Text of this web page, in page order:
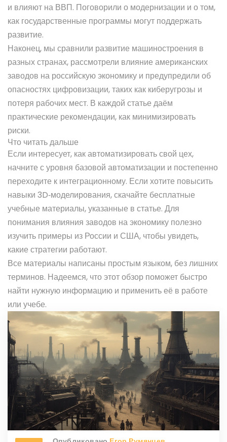
и влияют на ВВП. Поговорили о модернизации и о том,
как государственные программы могут поддержать
развитие.
Наконец, мы сравнили развитие машиностроения в
разных странах, рассмотрели влияние американских
заводов на российскую экономику и предупредили об
опасностях цифровизации, таких как киберугрозы и
потеря рабочих мест. В каждой статье даём
практические рекомендации, как минимизировать
риски.
Что читать дальше
Если интересует, как автоматизировать свой цех,
начните с уровня базовой автоматизации и постепенно
переходите к интеграционному. Если хотите повысить
навыки 3D‑моделирования, скачайте бесплатные
учебные материалы, указанные в статье. Для
понимания влияния заводов на экономику полезно
изучить примеры из России и США, чтобы увидеть,
какие стратегии работают.
Все материалы написаны простым языком, без лишних
терминов. Надеемся, что этот обзор поможет быстро
найти нужную информацию и применить её в работе
или учебе.